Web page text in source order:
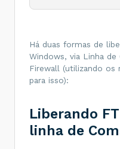
Há duas formas de
Windows, via Linha
Firewall (utilizando os
para isso):
Liberando
linha de